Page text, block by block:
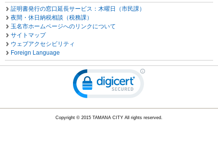
証明書発行の窓口延長サービス：木曜日（市民課）
夜間・休日納税相談（税務課）
玉名市ホームページへのリンクについて
サイトマップ
ウェブアクセシビリティ
Foreign Language
Copyright © 2015 TAMANA CITY All rights reserved.